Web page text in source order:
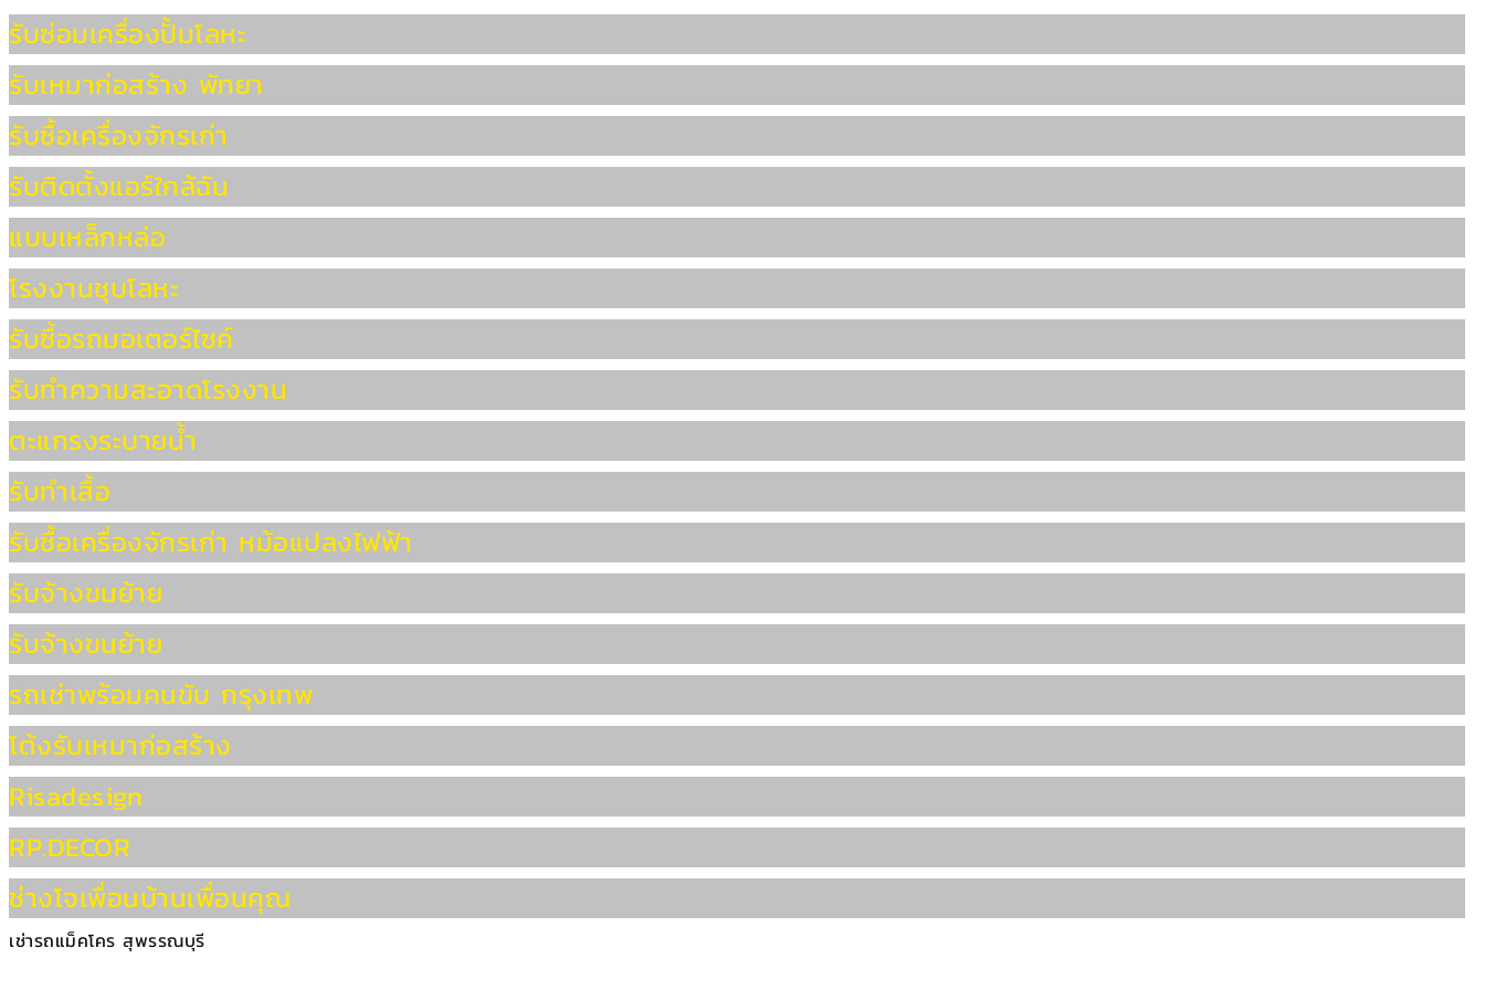
รับซ่อมเครื่องปั้มโลหะ
รับเหมาก่อสร้าง พัทยา
รับซื้อเครื่องจักรเก่า
รับติดตั้งแอร์ใกล้ฉัน
แบบเหล็กหล่อ
โรงงานชุบโลหะ
รับซื้อรถมอเตอร์ไซค์
รับทำความสะอาดโรงงาน
ตะแกรงระบายน้ำ
รับทำเสื้อ
รับซื้อเครื่องจักรเก่า หม้อแปลงไฟฟ้า
รับจ้างขนย้าย
รับจ้างขนย้าย
รถเช่าพร้อมคนขับ กรุงเทพ
โต้งรับเหมาก่อสร้าง
Risadesign
RP.DECOR
ช่างโจเพื่อนบ้านเพื่อนคุณ
เช่ารถแม็คโคร สุพรรณบุรี